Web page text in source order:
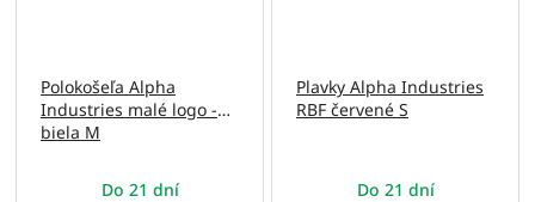
Polokošeľa Alpha
Industries malé logo -
biela M
Do 21 dní
Plavky Alpha Industries
RBF červené S
Do 21 dní